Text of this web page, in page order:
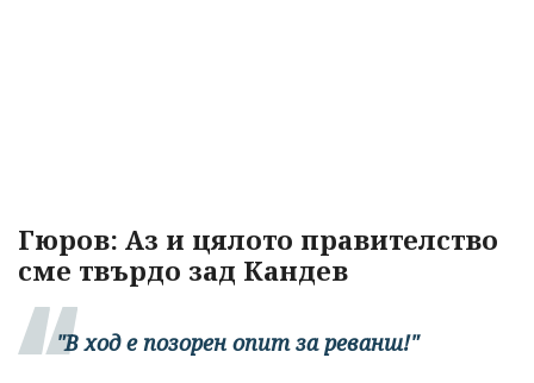
Гюров: Аз и цялото правителство
сме твърдо зад Кандев
"В ход е позорен опит за реванш!"